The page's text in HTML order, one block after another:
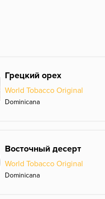
Грецкий орех
World Tobacco Original
Dominicana
Восточный десерт
World Tobacco Original
Dominicana